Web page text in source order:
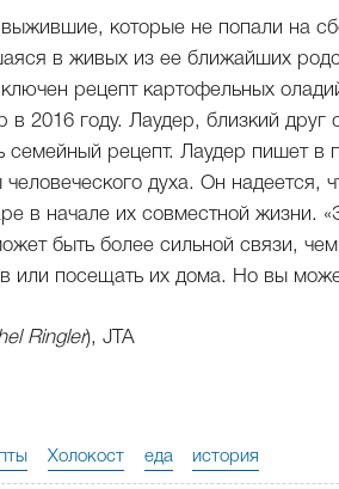
выжившие, которые не попали на
в живых из ее ближайших
рецепт картофельных
в 2016 году. Лаудер, близкий
семейный рецепт. Лаудер пишет в
духа. Он надеется,
в начале их совместной жизни.
быть более сильной связи,
или посещать их дома. Но вы
Ringler), JTA
Холокост еда история